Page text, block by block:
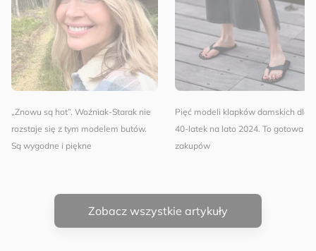
„Znowu są hot”. Woźniak-Starak nie
rozstaje się z tym modelem butów.
Są wygodne i piękne
Pięć modeli klapków damskich dla
40-latek na lato 2024. To gotowa
zakupów
Zobacz wszystkie artykuły